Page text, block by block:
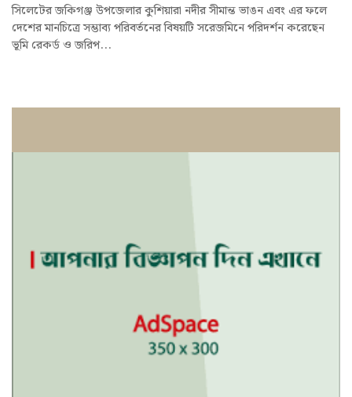
সিলেটের জকিগঞ্জ উপজেলার কুশিয়ারা নদীর সীমান্ত ভাঙন এবং এর ফলে
দেশের মানচিত্রে সম্ভাব্য পরিবর্তনের বিষয়টি সরেজমিনে পরিদর্শন করেছেন
ভূমি রেকর্ড ও জরিপ...